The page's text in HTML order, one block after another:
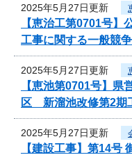
2025年5月27日更新
【恵治工第0701号
工事に関する一般競
2025年5月27日更新
【恵池第0701号】
区 新溜池改修第2期
2025年5月27日更新
【建設工事】第14号